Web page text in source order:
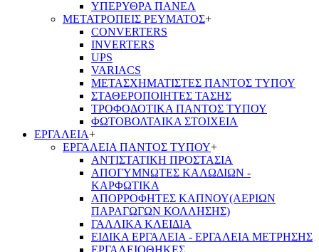
ΥΠΕΡΥΘΡΑ ΠΑΝΕΛ
ΜΕΤΑΤΡΟΠΕΙΣ ΡΕΥΜΑΤΟΣ+
CONVERTERS
INVERTERS
UPS
VARIACS
ΜΕΤΑΣΧΗΜΑΤΙΣΤΕΣ ΠΑΝΤΟΣ ΤΥΠΟΥ
ΣΤΑΘΕΡΟΠΟΙΗΤΕΣ ΤΑΣΗΣ
ΤΡΟΦΟΔΟΤΙΚΑ ΠΑΝΤΟΣ ΤΥΠΟΥ
ΦΩΤΟΒΟΛΤΑΙΚΑ ΣΤΟΙΧΕΙΑ
ΕΡΓΑΛΕΙΑ+
ΕΡΓΑΛΕΙΑ ΠΑΝΤΟΣ ΤΥΠΟΥ+
ΑΝΤΙΣΤΑΤΙΚΗ ΠΡΟΣΤΑΣΙΑ
ΑΠΟΓΥΜΝΩΤΕΣ ΚΑΛΩΔΙΩΝ -
ΚΑΡΦΩΤΙΚΑ
ΑΠΟΡΡΟΦΗΤΕΣ ΚΑΠΝΟΥ(ΑΕΡΙΩΝ
ΠΑΡΑΓΩΓΩΝ ΚΟΛΛΗΣΗΣ)
ΓΑΛΛΙΚΑ ΚΛΕΙΔΙΑ
ΕΙΔΙΚΑ ΕΡΓΑΛΕΙΑ - ΕΡΓΑΛΕΙΑ ΜΕΤΡΗΣΗΣ
ΕΡΓΑΛΕΙΟΘΗΚΕΣ